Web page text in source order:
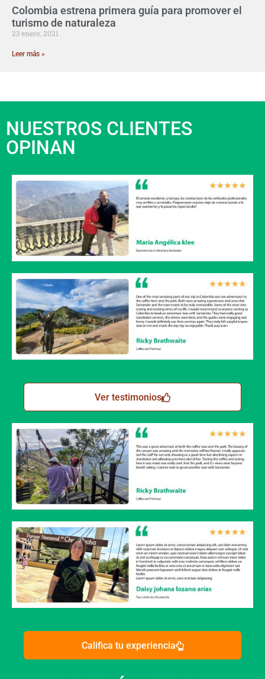
Colombia estrena primera guía para promover el
turismo de naturaleza
23 enero, 2021
Leer más »
NUESTROS CLIENTES
OPINAN
Ver testimonios
Califica tu experiencia